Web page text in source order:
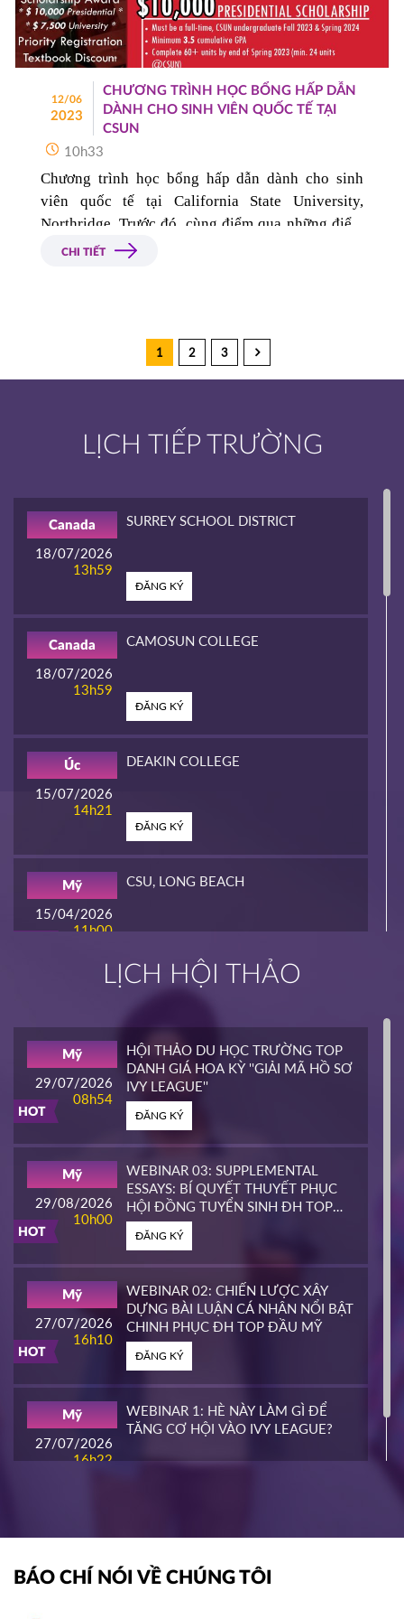
12/06
2023
CHƯƠNG TRÌNH HỌC BỔNG HẤP DẪN
DÀNH CHO SINH VIÊN QUỐC TẾ TẠI
CSUN
10h33
Chương trình học bổng hấp dẫn dành cho sinh
viên quốc tế tại California State University,
Northridge Trước đó, cùng điểm qua những điểm
nổi bật của trường California State University,
CHI TIẾT
1 2 3
LỊCH TIẾP TRƯỜNG
18/07/2026
13h59
Canada SURREY SCHOOL DISTRICT
ĐĂNG KÝ
18/07/2026
13h59
Canada CAMOSUN COLLEGE
ĐĂNG KÝ
15/07/2026
14h21
Úc DEAKIN COLLEGE
ĐĂNG KÝ
15/04/2026
11h00
Mỹ CSU, LONG BEACH
14h00
ĐĂNG KÝ
10h00
CALIFORNIA STATE UNIVERSITY,
ĐĂNG KÝ
14h00
PIERCE COLLEGE
ĐĂNG KÝ
16h00
WHATCOM COMMUNITY COLLEGE
ĐĂNG KÝ
LỊCH HỘI THẢO
HOT
29/07/2026
08h54
Mỹ
HỘI THẢO DU HỌC TRƯỜNG TOP
DANH GIÁ HOA KỲ ''GIẢI MÃ HỒ SƠ
IVY LEAGUE''
ĐĂNG KÝ
HOT
29/08/2026
10h00
Mỹ
WEBINAR 03: SUPPLEMENTAL
ESSAYS: BÍ QUYẾT THUYẾT PHỤC
HỘI ĐỒNG TUYỂN SINH ĐH TOP
ĐẦU MỸ
ĐĂNG KÝ
HOT
27/07/2026
16h10
Mỹ
WEBINAR 02: CHIẾN LƯỢC XÂY
DỰNG BÀI LUẬN CÁ NHÂN NỔI BẬT
CHINH PHỤC ĐH TOP ĐẦU MỸ
ĐĂNG KÝ
27/07/2026
16h22
Mỹ
WEBINAR 1: HÈ NÀY LÀM GÌ ĐỂ
TĂNG CƠ HỘI VÀO IVY LEAGUE?
BÁO CHÍ NÓI VỀ CHÚNG TÔI